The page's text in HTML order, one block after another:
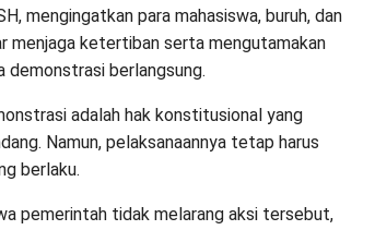
mengingatkan para mahasiswa, buruh, dan
menjaga ketertiban serta mengutamakan
demonstrasi berlangsung.
adalah hak konstitusional yang
Namun, pelaksanaannya tetap harus
berlaku.
pemerintah tidak melarang aksi tersebut,